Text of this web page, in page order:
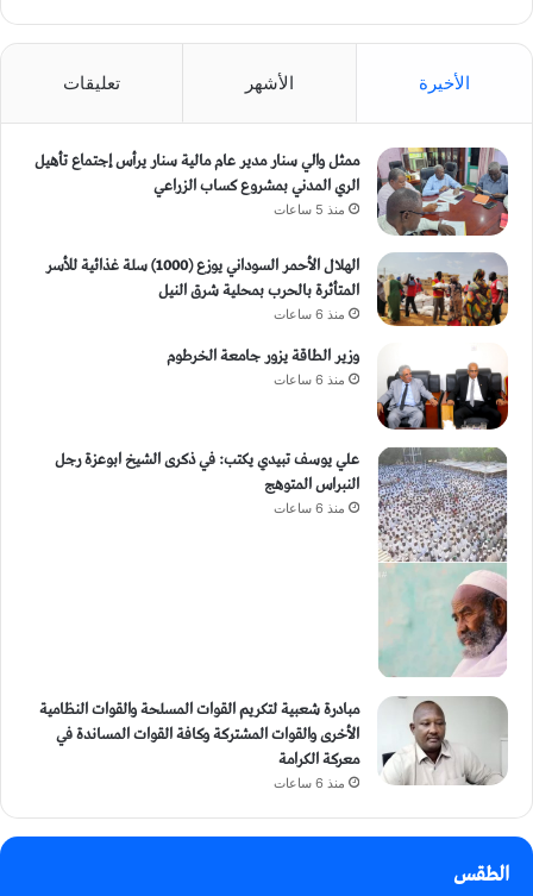
الأخيرة الأشهر تعليقات
ممثل والي سنار مدير عام مالية سنار يرأس إجتماع تأهيل
الري المدني بمشروع كساب الزراعي
منذ 5 ساعات
الهلال الأحمر السوداني يوزع (1000) سلة غذائية للأسر
المتأثرة بالحرب بمحلية شرق النيل
منذ 6 ساعات
وزير الطاقة يزور جامعة الخرطوم
منذ 6 ساعات
علي يوسف تبيدي يكتب: في ذكرى الشيخ ابوعزة رجل
النبراس المتوهج
منذ 6 ساعات
مبادرة شعبية لتكريم القوات المسلحة والقوات النظامية
الأخرى والقوات المشتركة وكافة القوات المساندة في
معركة الكرامة
منذ 6 ساعات
الطقس